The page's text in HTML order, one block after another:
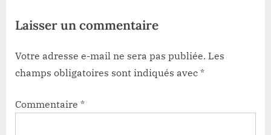
Laisser un commentaire
Votre adresse e-mail ne sera pas publiée. Les
champs obligatoires sont indiqués avec *
Commentaire *